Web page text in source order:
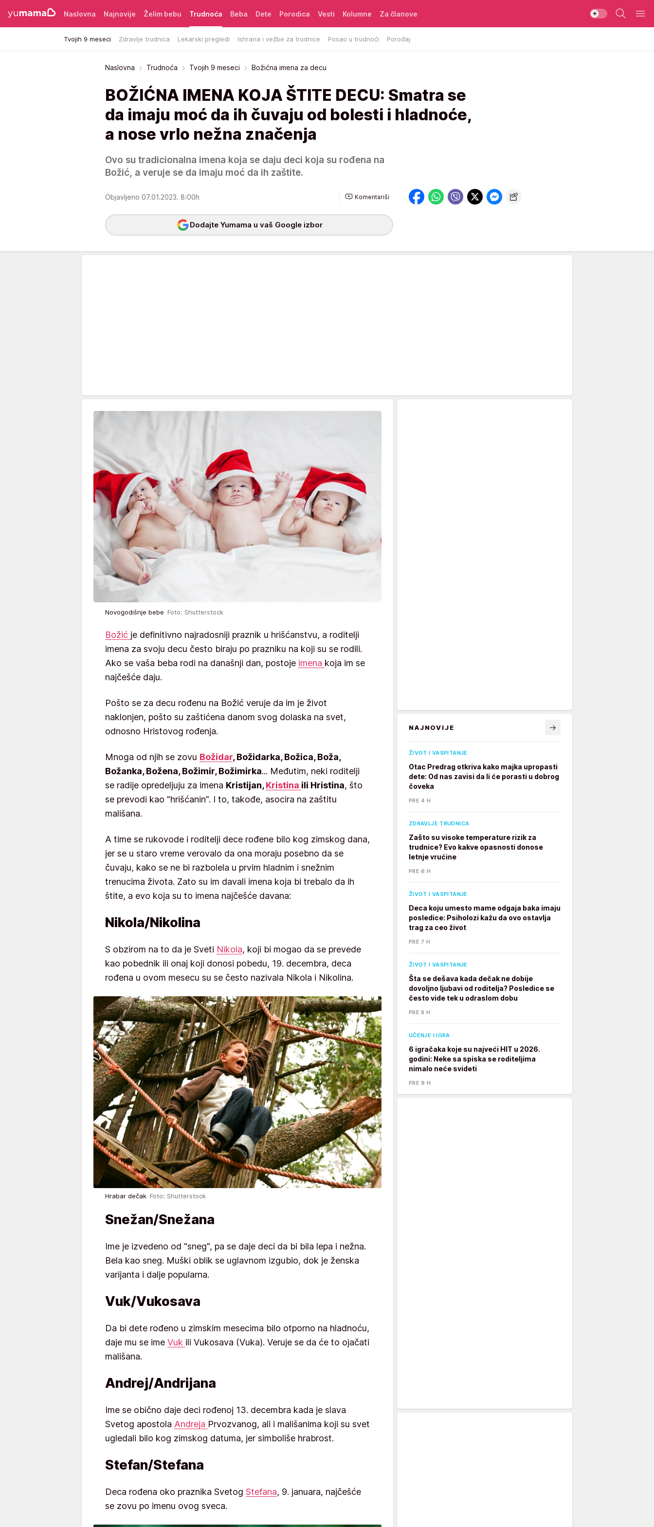
Naslovna Najnovije Želim bebu Trudnoća
Tvojih 9 meseci Zdravlje trudnica Lekarski pregledi Ishrana i vežbe za trudnice Posao u trudnoći Porođaj
Beba Dete Porodica Vesti Kolumne Za članove
Naslovna Trudnoća Tvojih 9 meseci Božićna imena za decu
BOŽIĆNA IMENA KOJA ŠTITE DECU: Smatra se
da imaju moć da ih čuvaju od bolesti i hladnoće,
a nose vrlo nežna značenja
Ovo su tradicionalna imena koja se daju deci koja su rođena na
Božić, a veruje se da imaju moć da ih zaštite.
Objavljeno 07.01.2023. 8:00h Komentariši
Dodajte Yumama u vaš Google izbor
Novogodišnje bebe Foto: Shutterstock
Božić je definitivno najradosniji praznik u hrišćanstvu, a roditelji
imena za svoju decu često biraju po prazniku na koji su se rodili.
Ako se vaša beba rodi na današnji dan, postoje imena koja im se
najčešće daju.
Pošto se za decu rođenu na Božić veruje da im je život
naklonjen, pošto su zaštićena danom svog dolaska na svet,
odnosno Hristovog rođenja.
Mnoga od njih se zovu Božidar, Božidarka, Božica, Boža,
Božanka, Božena, Božimir, Božimirka... Međutim, neki roditelji
se radije opredeljuju za imena Kristijan,Kristina ili Hristina, što
se prevodi kao "hrišćanin". I to, takođe, asocira na zaštitu
mališana.
A time se rukovode i roditelji dece rođene bilo kog zimskog dana,
jer se u staro vreme verovalo da ona moraju posebno da se
čuvaju, kako se ne bi razbolela u prvim hladnim i snežnim
trenucima života. Zato su im davali imena koja bi trebalo da ih
štite, a evo koja su to imena najčešće davana:
Nikola/Nikolina
S obzirom na to da je Sveti Nikola, koji bi mogao da se prevede
kao pobednik ili onaj koji donosi pobedu, 19. decembra, deca
rođena u ovom mesecu su se često nazivala Nikola i Nikolina.
Hrabar dečak Foto: Shutterstock
Snežan/Snežana
Ime je izvedeno od "sneg", pa se daje deci da bi bila lepa i nežna.
Bela kao sneg. Muški oblik se uglavnom izgubio, dok je ženska
varijanta i dalje popularna.
Vuk/Vukosava
Da bi dete rođeno u zimskim mesecima bilo otporno na hladnoću,
daje mu se ime Vuk ili Vukosava (Vuka). Veruje se da će to ojačati
mališana.
Andrej/Andrijana
Ime se obično daje deci rođenoj 13. decembra kada je slava
Svetog apostola Andreja Prvozvanog, ali i mališanima koji su svet
ugledali bilo kog zimskog datuma, jer simboliše hrabrost.
Stefan/Stefana
Deca rođena oko praznika Svetog Stefana, 9. januara, najčešće
se zovu po imenu ovog sveca.
NAJNOVIJE
ŽIVOT I VASPITANJE
Otac Predrag otkriva kako majka upropasti
dete: Od nas zavisi da li će porasti u dobrog
čoveka
PRE 4 H
ZDRAVLJE TRUDNICA
Zašto su visoke temperature rizik za
trudnice? Evo kakve opasnosti donose
letnje vrućine
PRE 6 H
ŽIVOT I VASPITANJE
Deca koju umesto mame odgaja baka imaju
posledice: Psiholozi kažu da ovo ostavlja
trag za ceo život
PRE 7 H
ŽIVOT I VASPITANJE
Šta se dešava kada dečak ne dobije
dovoljno ljubavi od roditelja? Posledice se
često vide tek u odraslom dobu
PRE 8 H
UČENJE I IGRA
6 igračaka koje su najveći HIT u 2026.
godini: Neke sa spiska se roditeljima
nimalo neće svideti
PRE 9 H